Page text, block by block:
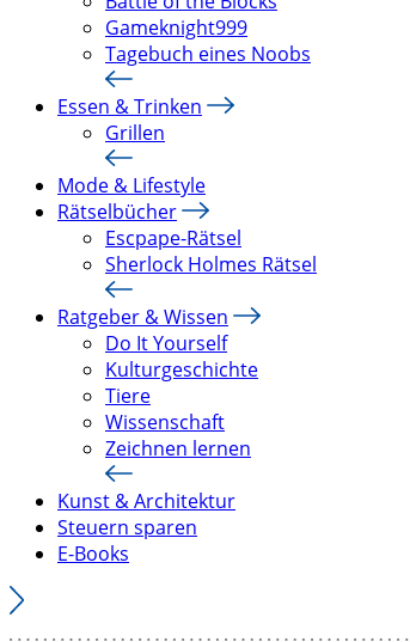
Gameknight999
Tagebuch eines Noobs
Essen & Trinken
Grillen
Mode & Lifestyle
Rätselbücher
Escpape-Rätsel
Sherlock Holmes Rätsel
Ratgeber & Wissen
Do It Yourself
Kulturgeschichte
Tiere
Wissenschaft
Zeichnen lernen
Kunst & Architektur
Steuern sparen
E-Books